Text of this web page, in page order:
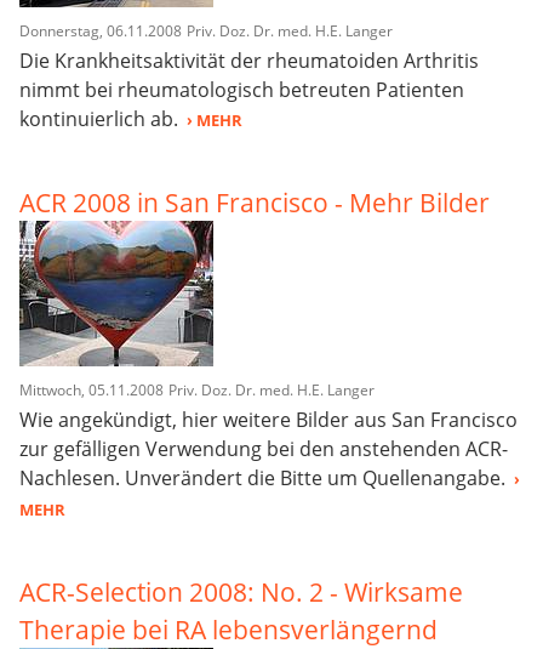
Donnerstag, 06.11.2008 Priv. Doz. Dr. med. H.E. Langer
Die Krankheitsaktivität der rheumatoiden Arthritis
nimmt bei rheumatologisch betreuten Patienten
kontinuierlich ab. › MEHR
ACR 2008 in San Francisco - Mehr Bilder
Mittwoch, 05.11.2008 Priv. Doz. Dr. med. H.E. Langer
Wie angekündigt, hier weitere Bilder aus San Francisco
zur gefälligen Verwendung bei den anstehenden ACR-
Nachlesen. Unverändert die Bitte um Quellenangabe. ›
MEHR
ACR-Selection 2008: No. 2 - Wirksame
Therapie bei RA lebensverlängernd